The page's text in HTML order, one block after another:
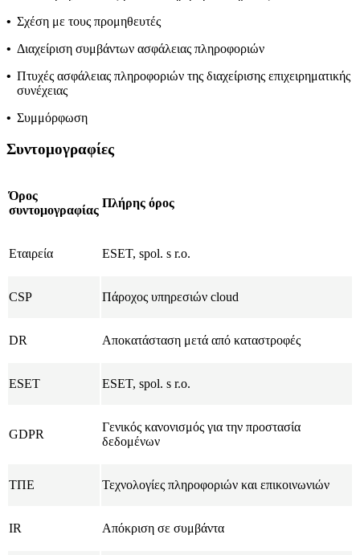
• Σχέση με τους προμηθευτές
• Διαχείριση συμβάντων ασφάλειας πληροφοριών
• Πτυχές ασφάλειας πληροφοριών της διαχείρισης επιχειρηματικής
συνέχειας
• Συμμόρφωση
Συντομογραφίες
Όρος
συντομογραφίας
Πλήρης όρος
Εταιρεία ESET, spol. s r.o.
CSP Πάροχος υπηρεσιών cloud
DR Αποκατάσταση μετά από καταστροφές
ESET ESET, spol. s r.o.
GDPR
Γενικός κανονισμός για την προστασία
δεδομένων
ΤΠΕ Τεχνολογίες πληροφοριών και επικοινωνιών
IR Απόκριση σε συμβάντα